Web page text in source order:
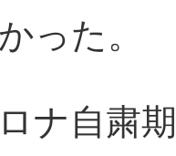
った。
ナ自粛